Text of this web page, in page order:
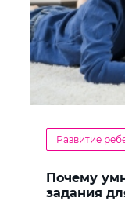
Развитие
Почему
задания